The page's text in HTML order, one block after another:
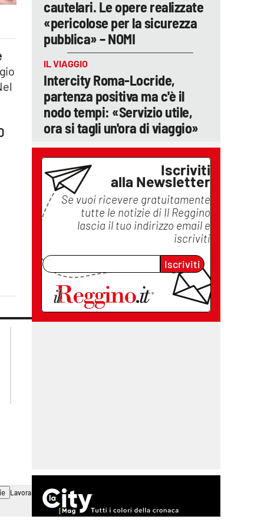
cautelari. Le opere realizzate
«pericolose per la sicurezza
pubblica» – NOMI
IL VIAGGIO
Intercity Roma-Locride,
partenza positiva ma c'è il
nodo tempi: «Servizio utile,
ora si tagli un'ora di viaggio»
Iscriviti
alla Newsletter
Se vuoi ricevere gratuitamente
tutte le notizie di Il Reggino
lascia il tuo indirizzo email e
iscriviti
Iscriviti
Lavora con noi